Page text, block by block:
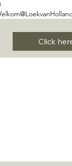
Click